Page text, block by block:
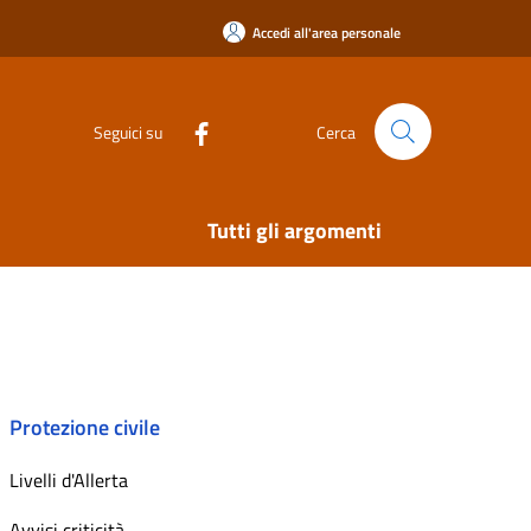
Accedi all'area personale
Seguici su Cerca
Tutti gli argomenti
Protezione civile
Livelli d'Allerta